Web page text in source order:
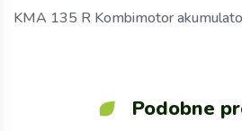
KMA 135 R Kombimotor
Podobne